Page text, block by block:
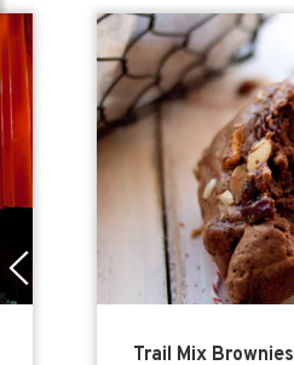
Trail Mix Brownies